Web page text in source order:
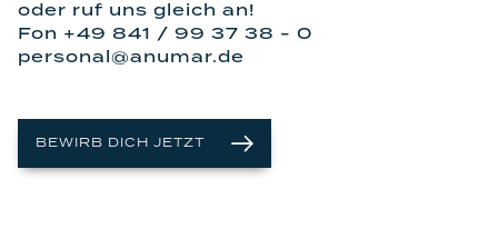
oder ruf uns gleich an!
Fon +49 841 / 99 37 38 - 0
personal@anumar.de
BEWIRB DICH JETZT